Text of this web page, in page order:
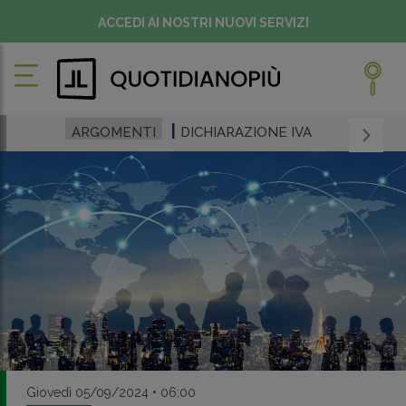
ACCEDI AI NOSTRI NUOVI SERVIZI
ARGOMENTI DICHIARAZIONE IVA
Giovedì 05/09/2024 • 06:00